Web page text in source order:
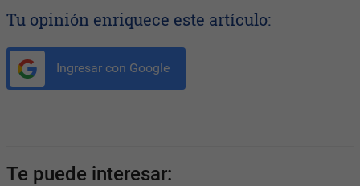
Tu opinión enriquece este artículo:
Ingresar con Google
Te puede interesar: